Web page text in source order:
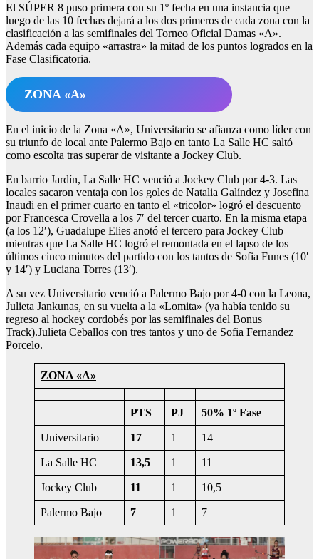
El SÚPER 8 puso primera con su 1º fecha en una instancia que
luego de las 10 fechas dejará a los dos primeros de cada zona con la
clasificación a las semifinales del Torneo Oficial Damas «A».
Además cada equipo «arrastra» la mitad de los puntos logrados en la
Fase Clasificatoria.
ZONA «A»
En el inicio de la Zona «A», Universitario se afianza como líder con
su triunfo de local ante Palermo Bajo en tanto La Salle HC saltó
como escolta tras superar de visitante a Jockey Club.
En barrio Jardín, La Salle HC venció a Jockey Club por 4-3. Las
locales sacaron ventaja con los goles de Natalia Galíndez y Josefina
Inaudi en el primer cuarto en tanto el «tricolor» logró el descuento
por Francesca Crovella a los 7′ del tercer cuarto. En la misma etapa
(a los 12′), Guadalupe Elies anotó el tercero para Jockey Club
mientras que La Salle HC logró el remontada en el lapso de los
últimos cinco minutos del partido con los tantos de Sofia Funes (10′
y 14′) y Luciana Torres (13′).
A su vez Universitario venció a Palermo Bajo por 4-0 con la Leona,
Julieta Jankunas, en su vuelta a la «Lomita» (ya había tenido su
regreso al hockey cordobés por las semifinales del Bonus
Track).Julieta Ceballos con tres tantos y uno de Sofia Fernandez
Porcelo.
ZONA «A»
PTS PJ 50% 1º Fase
Universitario 17 1 14
La Salle HC 13,5 1 11
Jockey Club 11 1 10,5
Palermo Bajo 7 1 7